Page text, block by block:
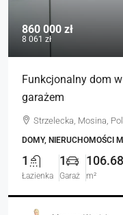
860 000 zł
8 061 zł
Funkcjonalny dom
garażem
Strzelecka, Mosina,
DOMY, NIERUCHOMOŚCI
1
Łazienka
1
Garaż
106.68
m²